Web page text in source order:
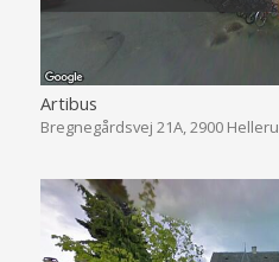
Artibus
Bregnegårdsvej 21A, 2900